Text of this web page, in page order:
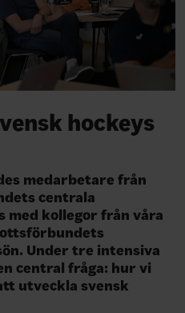
hockeys
medarbetare från
centrala
med kollegor från våra
Under tre intensiva
central fråga: hur vi
utveckla svensk